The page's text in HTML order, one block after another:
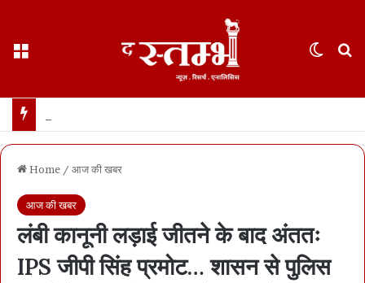
Home / आज की खबर
आज की खबर
लंबी कानूनी लड़ाई जीतने के बाद अंततः
IPS जीपी सिंह प्रमोट… शासन से पुलिस